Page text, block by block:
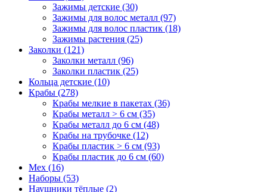
Зажимы детские (30)
Зажимы для волос металл (97)
Зажимы для волос пластик (18)
Зажимы растения (25)
Заколки (121)
Заколки металл (96)
Заколки пластик (25)
Кольца детские (10)
Крабы (278)
Крабы мелкие в пакетах (36)
Крабы металл > 6 см (35)
Крабы металл до 6 см (48)
Крабы на трубочке (12)
Крабы пластик > 6 см (93)
Крабы пластик до 6 см (60)
Мех (16)
Наборы (53)
Наушники тёплые (2)